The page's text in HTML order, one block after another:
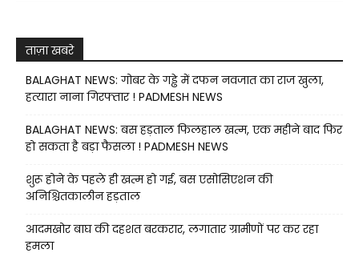
ताज़ा खबरे
BALAGHAT NEWS: गोबर के गड्ढे में दफन नवजात का राज खुला,
हत्यारा नाना गिरफ्तार ! PADMESH NEWS
BALAGHAT NEWS: बस हड़ताल फिलहाल खत्म, एक महीने बाद फिर
हो सकता है बड़ा फैसला ! PADMESH NEWS
शुरू होने के पहले ही खत्म हो गई, बस एसोसिएशन की
अनिश्चितकालीन हड़ताल
आदमखोर बाघ की दहशत बरकरार, लगातार ग्रामीणों पर कर रहा
हमला